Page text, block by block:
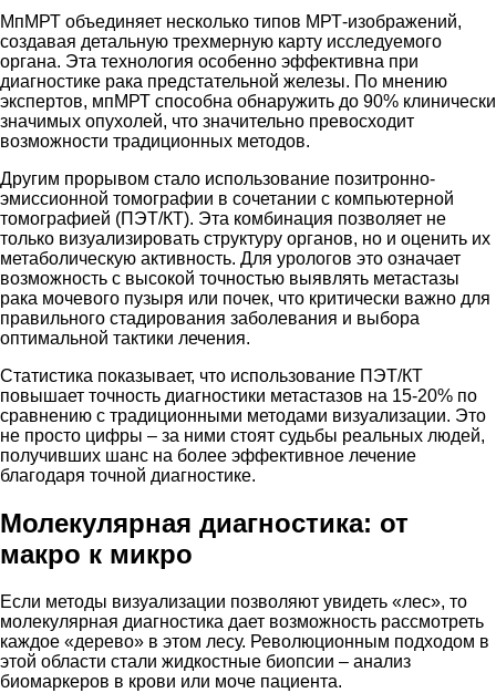
МпМРТ объединяет несколько типов МРТ-изображений,
создавая детальную трехмерную карту исследуемого
органа. Эта технология особенно эффективна при
диагностике рака предстательной железы. По мнению
экспертов, мпМРТ способна обнаружить до 90% клинически
значимых опухолей, что значительно превосходит
возможности традиционных методов.
Другим прорывом стало использование позитронно-
эмиссионной томографии в сочетании с компьютерной
томографией (ПЭТ/КТ). Эта комбинация позволяет не
только визуализировать структуру органов, но и оценить их
метаболическую активность. Для урологов это означает
возможность с высокой точностью выявлять метастазы
рака мочевого пузыря или почек, что критически важно для
правильного стадирования заболевания и выбора
оптимальной тактики лечения.
Статистика показывает, что использование ПЭТ/КТ
повышает точность диагностики метастазов на 15-20% по
сравнению с традиционными методами визуализации. Это
не просто цифры – за ними стоят судьбы реальных людей,
получивших шанс на более эффективное лечение
благодаря точной диагностике.
Молекулярная диагностика: от
макро к микро
Если методы визуализации позволяют увидеть «лес», то
молекулярная диагностика дает возможность рассмотреть
каждое «дерево» в этом лесу. Революционным подходом в
этой области стали жидкостные биопсии – анализ
биомаркеров в крови или моче пациента.